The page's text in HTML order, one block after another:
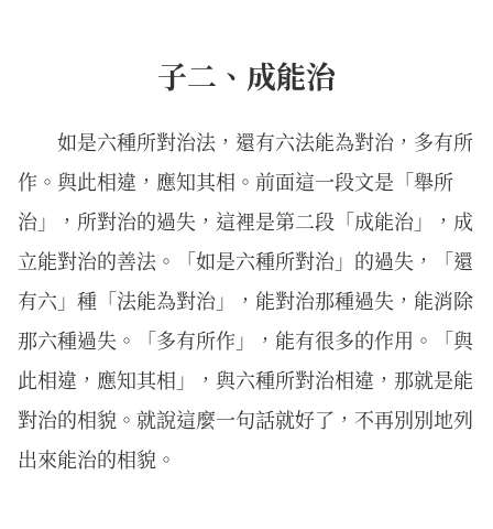
子二、成能治
如是六種所對治法，還有六法能為對治，多有所
作。與此相違，應知其相。前面這一段文是「舉所
治」，所對治的過失，這裡是第二段「成能治」，成
立能對治的善法。「如是六種所對治」的過失，「還
有六」種「法能為對治」，能對治那種過失，能消除
那六種過失。「多有所作」，能有很多的作用。「與
此相違，應知其相」，與六種所對治相違，那就是能
對治的相貌。就說這麼一句話就好了，不再別別地列
出來能治的相貌。